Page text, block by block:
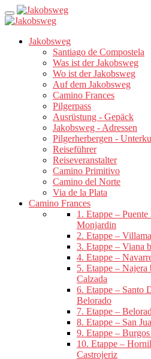
Jakobsweg
Santiago de Compostela
Was ist der Jakobsweg
Wo ist der Jakobsweg
Auf dem Jakobsweg
Camino Frances
Pilgerpass
Ausrüstung - Gepäck
Jakobsweg - Adressen
Pilgerherbergen -
Reiseführer
Reiseveranstalter
Camino Primitivo
Camino del Norte
Via de la Plata
Camino Frances
1. Etappe –
Monjardin
2. Etappe –
3. Etappe – Viana
4. Etappe –
5. Etappe –
Calzada
6. Etappe – Santo
Belorado
7. Etappe –
8. Etappe – San
9. Etappe –
10. Etappe –
Castrojeriz